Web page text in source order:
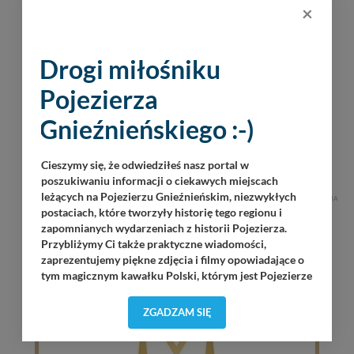
REKLAMA
×
Drogi miłośniku
Pojezierza
Gnieźnieńskiego :-)
Cieszymy się, że odwiedziłeś nasz portal w
poszukiwaniu informacji o ciekawych miejscach
leżących na Pojezierzu Gnieźnieńskim, niezwykłych
postaciach, które tworzyły historię tego regionu i
zapomnianych wydarzeniach z historii Pojezierza.
Przybliżymy Ci także praktyczne wiadomości,
zaprezentujemy piękne zdjęcia i filmy opowiadające o
tym magicznym kawałku Polski, którym jest Pojezierze
Pojezierze Gnieźnieńskie odkrywać dla Ciebie na
składający się z pasjonatów, miłośników, czy wręcz
ZGADZAM SIĘ